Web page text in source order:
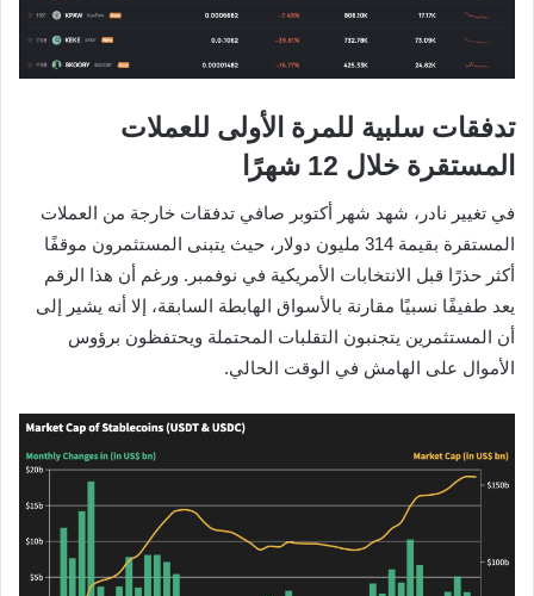
تدفقات سلبية للمرة الأولى للعملات
المستقرة خلال 12 شهرًا
في تغيير نادر، شهد شهر أكتوبر صافي تدفقات خارجة من العملات
المستقرة بقيمة 314 مليون دولار، حيث يتبنى المستثمرون موقفًا
أكثر حذرًا قبل الانتخابات الأمريكية في نوفمبر. ورغم أن هذا الرقم
يعد طفيفًا نسبيًا مقارنة بالأسواق الهابطة السابقة، إلا أنه يشير إلى
أن المستثمرين يتجنبون التقلبات المحتملة ويحتفظون برؤوس
الأموال على الهامش في الوقت الحالي.